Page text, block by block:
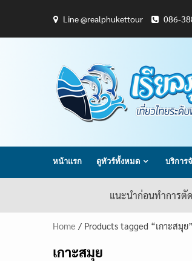
content
Line @realphukettour 086-
หน้าแรก ดูทัวร์ทั้งหมด บริการ
แนะนำก่อนทำการตั
Home / Products tagged “เกาะสมุย”
เกาะสมุย